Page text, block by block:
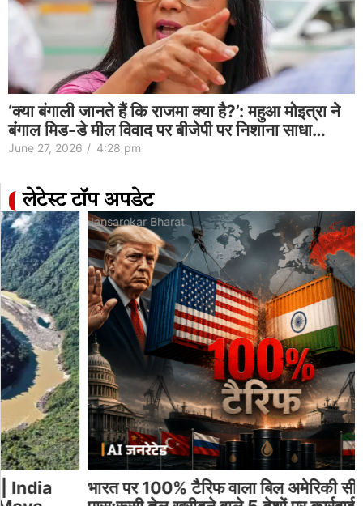
‘क्या बंगाली जानते हैं कि राजमा क्या है?’: महुआ मोइत्रा ने
बंगाल मिड-डे मील विवाद पर बीजेपी पर निशाना साधा…
June 27, 2026 / 4:28 pm
लेटेस्ट टॉप अपडेट
Jansarokar Bharat
भारत पर 100% टैरिफ वाला बिल अमेरिकी सीनेट में